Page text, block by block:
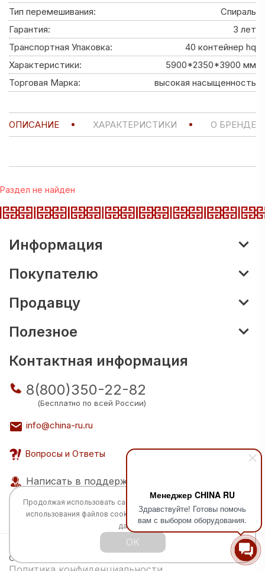
Менеджер CHINA RU
Здравствуйте! Готовы помочь
вам с выбором оборудования.
Тип перемешивания:
Спираль
Гарантия:
3 лет
Транспортная Упаковка:
40 контейнер hq
Характеристики:
5900*2350*3900 мм
Торговая Марка:
высокая насыщенность
ОПИСАНИЕ ХАРАКТЕРИСТИКИ О БРЕНДЕ
Раздел не найден
Информация
Покупателю
Продавцу
Полезное
Контактная информация
8(800)350-22-82
(Бесплатно по всей России)
info@china-ru.ru
Вопросы и Ответы
Написать в поддержку
Все права защищены © 2026 Разработка:
China
Продолжая использовать сайт, вы соглашаетесь с
использования файлов cookie и обработкой персональных
данных.
OK